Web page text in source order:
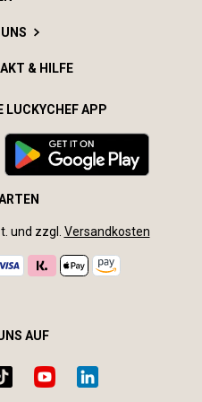
& HILFE
LUCKYCHEF APP
und zzgl. Versandkosten
AUF